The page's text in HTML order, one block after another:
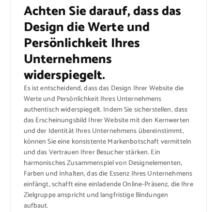
Achten Sie darauf, dass das
Design die Werte und
Persönlichkeit Ihres
Unternehmens
widerspiegelt.
Es ist entscheidend, dass das Design Ihrer Website die
Werte und Persönlichkeit Ihres Unternehmens
authentisch widerspiegelt. Indem Sie sicherstellen, dass
das Erscheinungsbild Ihrer Website mit den Kernwerten
und der Identität Ihres Unternehmens übereinstimmt,
können Sie eine konsistente Markenbotschaft vermitteln
und das Vertrauen Ihrer Besucher stärken. Ein
harmonisches Zusammenspiel von Designelementen,
Farben und Inhalten, das die Essenz Ihres Unternehmens
einfängt, schafft eine einladende Online-Präsenz, die Ihre
Zielgruppe anspricht und langfristige Bindungen
aufbaut.